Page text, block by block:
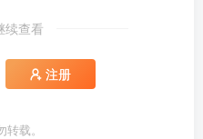
续查看
注册
载。